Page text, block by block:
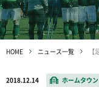
HOME ニュース一覧
2018.12.14 ホームタウン